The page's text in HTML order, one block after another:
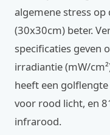
algemene stress op
(30x30cm) beter.
specificaties geven
irradiantie (mW/
heeft een
voor rood licht, en
infrarood.